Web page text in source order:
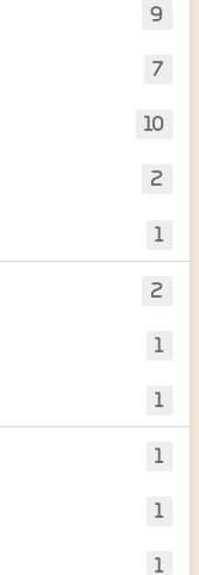
9
7
10
2
1
2
1
1
1
1
1